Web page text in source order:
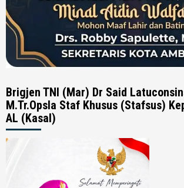
Brigjen TNI (Mar) Dr Said
M.Tr.Opsla Staf Khusus (Stafsus)
AL (Kasal)